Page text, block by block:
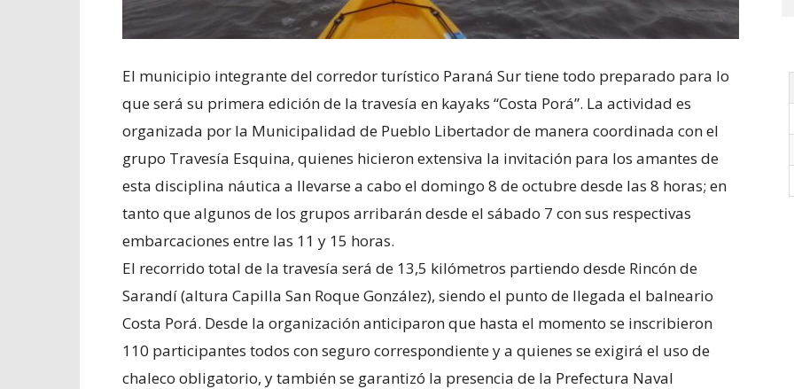
El municipio integrante del corredor turístico Paraná Sur tiene todo preparado para lo
que será su primera edición de la travesía en kayaks “Costa Porá”. La actividad es
organizada por la Municipalidad de Pueblo Libertador de manera coordinada con el
grupo Travesía Esquina, quienes hicieron extensiva la invitación para los amantes de
esta disciplina náutica a llevarse a cabo el domingo 8 de octubre desde las 8 horas; en
tanto que algunos de los grupos arribarán desde el sábado 7 con sus respectivas
embarcaciones entre las 11 y 15 horas.
El recorrido total de la travesía será de 13,5 kilómetros partiendo desde Rincón de
Sarandí (altura Capilla San Roque González), siendo el punto de llegada el balneario
Costa Porá. Desde la organización anticiparon que hasta el momento se inscribieron
110 participantes todos con seguro correspondiente y a quienes se exigirá el uso de
chaleco obligatorio, y también se garantizó la presencia de la Prefectura Naval